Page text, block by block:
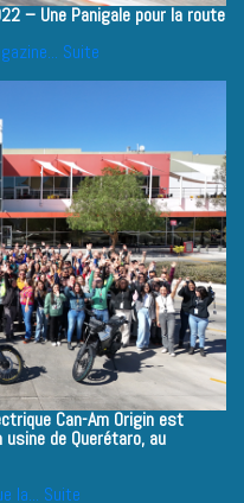
– Une Panigale pour la route
Suite
Can-Am Origin est
de Querétaro, au
la... Suite